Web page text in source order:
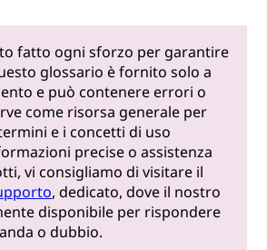
fatto ogni sforzo per garantire
glossario è fornito solo a
e può contenere errori o
come risorsa generale per
e i concetti di uso
precise o assistenza
vi consigliamo di visitare il
, dedicato, dove il nostro
disponibile per rispondere
o dubbio.